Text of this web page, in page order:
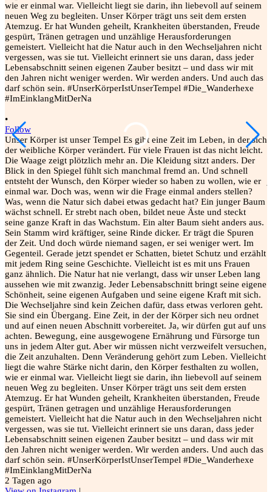
•
Follow
Unser Körper ist unser Tempel Es gibt eine Zeit im Leben, in der sich
der weibliche Körper verändert. Für viele Frauen ist das nicht leicht.
Die Waage zeigt plötzlich mehr an. Die Kleidung sitzt anders. Der
Blick in den Spiegel fühlt sich manchmal fremd an. Und schnell
entsteht der Wunsch, den Körper wieder so haben zu wollen, wie er
einmal war. Doch was, wenn wir die Frage einmal anders stellen?
Was, wenn die Natur sich dabei etwas gedacht hat? Ein junger Baum
wächst schnell. Er strebt nach oben, bildet neue Äste und steckt
seine ganze Kraft in das Wachstum. Ein alter Baum sieht anders aus.
Sein Stamm wird kräftiger, seine Rinde dicker. Er trägt die Spuren
der Zeit. Und doch würde niemand sagen, er sei weniger wert. Im
Gegenteil. Gerade jetzt spendet er Schatten, bietet Schutz und erzählt
mit jedem Ring seine Geschichte. Vielleicht ist es mit uns Frauen
ganz ähnlich. Die Natur hat nie verlangt, dass wir unser Leben lang
aussehen wie mit zwanzig. Jeder Lebensabschnitt bringt seine eigene
Schönheit, seine eigenen Aufgaben und seine eigene Kraft mit sich.
Die Wechseljahre sind kein Zeichen dafür, dass etwas verloren geht.
Sie sind ein Übergang. Eine Zeit, in der der Körper sich neu ordnet
und auf einen neuen Abschnitt vorbereitet. Ja, wir dürfen gut auf uns
achten. Bewegung, eine ausgewogene Ernährung und Fürsorge tun
uns in jedem Alter gut. Aber wir müssen nicht verzweifelt versuchen,
die Zeit anzuhalten. Denn Veränderung gehört zum Leben. Vielleicht
liegt die wahre Stärke nicht darin, den Körper festhalten zu wollen,
wie er einmal war. Vielleicht liegt sie darin, ihn liebevoll auf seinem
neuen Weg zu begleiten. Unser Körper trägt uns seit dem ersten
Atemzug. Er hat Wunden geheilt, Krankheiten überstanden, Freude
gespürt, Tränen getragen und unzählige Herausforderungen
gemeistert. Vielleicht hat die Natur auch in den Wechseljahren nicht
vergessen, was sie tut. Vielleicht erinnert sie uns daran, dass jeder
Lebensabschnitt seinen eigenen Zauber besitzt – und dass wir mit
den Jahren nicht weniger werden. Wir werden anders. Und auch das
darf schön sein. #UnserKörperIstUnserTempel #Die_Wanderhexe
#ImEinklangMitDerNa
2 Tagen ago